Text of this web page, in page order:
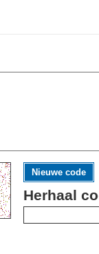
Nieuwe code
Herhaal